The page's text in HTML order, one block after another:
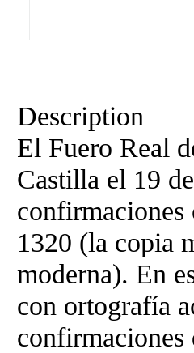
Description
El Fuero Real
Castilla el 19
1320 (la copia
moderna). En
con ortografía